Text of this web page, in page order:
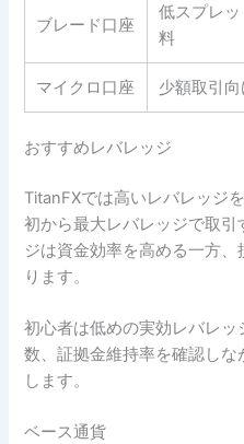
ブレード口座
低スプレ
料
マイクロ口座 少額取引向
おすすめレバレッジ
TitanFXでは高いレバレッジ
初から最大レバレッジで取
ジは資金効率を高める一方
ります。
初心者は低めの実効レバレッ
数、証拠金維持率を確認し
します。
ベース通貨